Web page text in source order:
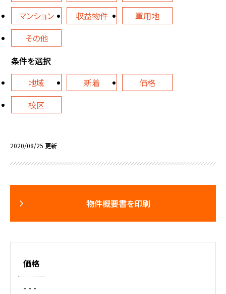
マンション
収益物件
軍用地
その他
条件を選択
地域
新着
価格
校区
2020/08/25 更新
物件概要書を印刷
価格
- - -